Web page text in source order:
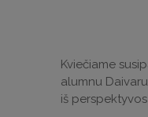
Kviečiame
alumnu
iš